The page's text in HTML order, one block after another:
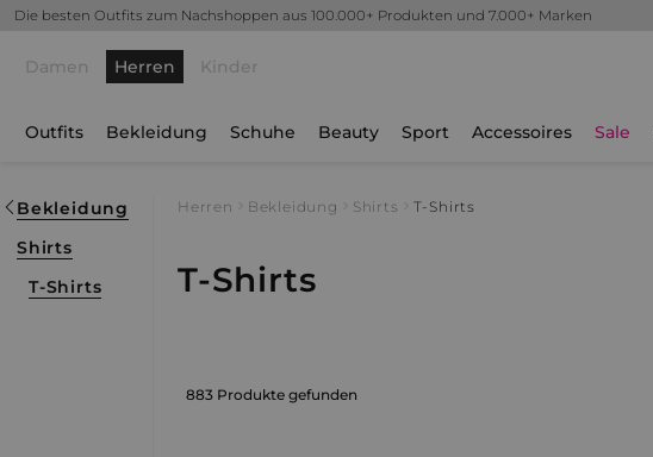
Die besten Outfits zum Nachshoppen aus 100.000+ Produkten und 7.000+ Marken
Damen Herren Kinder
Outfits Bekleidung Schuhe Beauty Sport Accessoires Sale
Bekleidung
Shirts
T-Shirts
Herren Bekleidung Shirts T-Shirts
T-Shirts
883 Produkte gefunden